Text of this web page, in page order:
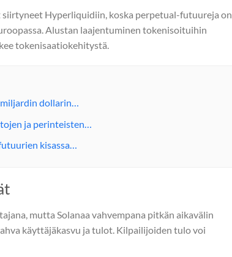
Hyperliquidiin, koska perpetual-futuureja on
Alustan laajentuminen tokenisoituihin
tokenisaatiokehitystä.
dollarin…
ja perinteisten…
kisassa…
mutta Solanaa vahvempana pitkän aikavälin
käyttäjäkasvu ja tulot. Kilpailijoiden tulo voi